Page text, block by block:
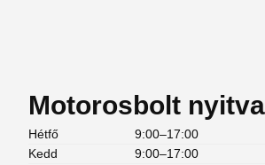
Motorosbolt
Hétfő
9:00–17:00
Kedd
9:00–17:00